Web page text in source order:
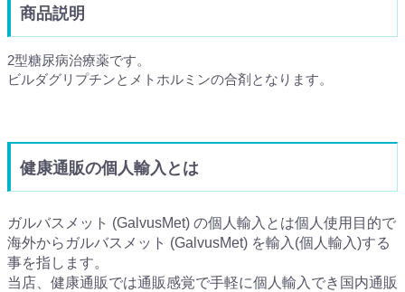
商品説明
2型糖尿病治療薬です。
ビルダグリプチンとメトホルミンの合剤となります。
健康通販の個人輸入とは
ガルバスメット (GalvusMet) の個人輸入とは個人使用目的で
海外からガルバスメット (GalvusMet) を輸入(個人輸入)する
事を指します。
当店、健康通販では通販感覚で手軽に個人輸入でき国内通販